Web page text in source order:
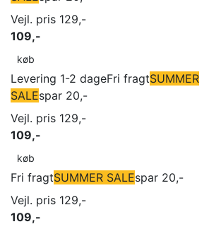
Vejl. pris 129,-
109,-
køb
Levering 1-2 dageFri fragtSUMMER
SALEspar 20,-
Vejl. pris 129,-
109,-
køb
Fri fragtSUMMER SALEspar 20,-
Vejl. pris 129,-
109,-